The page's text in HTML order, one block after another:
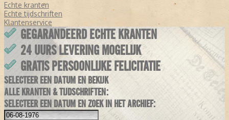
Echte kranten
Echte tijdschriften
Klantenservice
GEGARANDEERD ECHTE KRANTEN
24 UURS LEVERING MOGELIJK
GRATIS PERSOONLIJKE FELICITATIE
SELECTEER EEN DATUM EN BEKIJK
ALLE KRANTEN & TIJDSCHRIFTEN:
SELECTEER EEN DATUM EN ZOEK IN HET ARCHIEF: